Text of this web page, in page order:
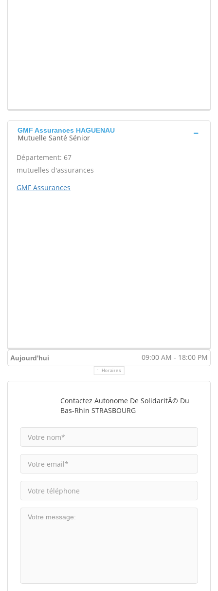
GMF Assurances HAGUENAU
Mutuelle Santé Sénior
Département: 67
mutuelles d'assurances
GMF Assurances
Aujourd'hui 09:00 AM - 18:00 PM
Horaires
Contactez Autonome De SolidaritÃ© Du
Bas-Rhin STRASBOURG